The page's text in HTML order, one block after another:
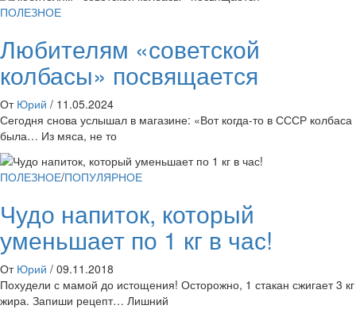
ПОЛЕЗНОЕ
Любителям «советской
колбасы» посвящается
От Юрий / 11.05.2024
Сегодня снова услышал в магазине: «Вот когда-то в СССР колбаса
была… Из мяса, не то
ПОЛЕЗНОЕ/ПОПУЛЯРНОЕ
Чудо напиток, который
уменьшает по 1 кг в час!
От Юрий / 09.11.2018
Похудели с мамой до истощения! Осторожно, 1 стакан сжигает 3 кг
жира. Запиши рецепт… Лишний